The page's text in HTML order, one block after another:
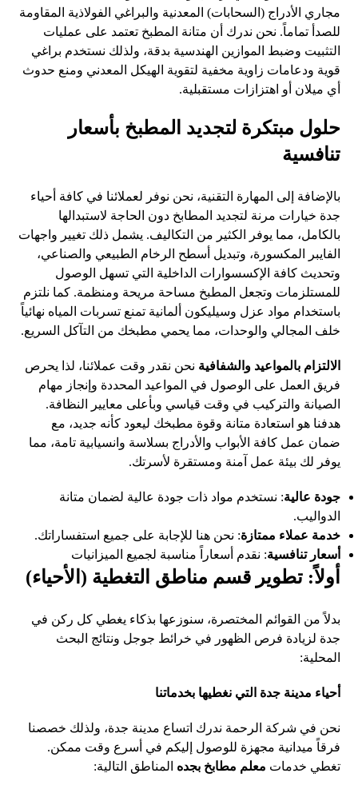
مجاري الأدراج (السحابات) المعدنية والبراغي الفولاذية المقاومة
للصدأ تماماً. نحن ندرك أن متانة المطبخ تعتمد على عمليات
التثبيت وضبط الموازين الهندسية بدقة، ولذلك نستخدم براغي
قوية ودعامات زاوية مخفية لتقوية الهيكل المعدني ومنع حدوث
أي ميلان أو اهتزازات مستقبلية.
حلول مبتكرة لتجديد المطبخ بأسعار
تنافسية
بالإضافة إلى المهارة التقنية، نحن نوفر لعملائنا في كافة أحياء
جدة خيارات مرنة لتجديد المطابخ دون الحاجة لاستبدالها
بالكامل، مما يوفر الكثير من التكاليف. يشمل ذلك تغيير واجهات
الفايبر المكسورة، وتبديل أسطح الرخام الطبيعي والصناعي،
وتحديث كافة الإكسسوارات الداخلية التي تسهل الوصول
للمستلزمات وتجعل المطبخ مساحة مريحة ومنظمة. كما نلتزم
باستخدام مواد عزل وسيليكون ألمانية تمنع تسربات المياه نهائياً
خلف المجالي والوحدات، مما يحمي مطبخك من التآكل السريع.
الالتزام بالمواعيد والشفافية نحن نقدر وقت عملائنا، لذا يحرص
فريق العمل على الوصول في المواعيد المحددة وإنجاز مهام
الصيانة والتركيب في وقت قياسي وبأعلى معايير النظافة.
هدفنا هو استعادة متانة وقوة مطبخك ليعود كأنه جديد، مع
ضمان عمل كافة الأبواب والأدراج بسلاسة وانسيابية تامة، مما
يوفر لك بيئة عمل آمنة ومستقرة لأسرتك.
جودة عالية: نستخدم مواد ذات جودة عالية لضمان متانة
الدواليب.
خدمة عملاء ممتازة: نحن هنا للإجابة على جميع استفساراتك.
أسعار تنافسية: نقدم أسعاراً مناسبة لجميع الميزانيات
أولاً: تطوير قسم مناطق التغطية (الأحياء)
بدلاً من القوائم المختصرة، سنوزعها بذكاء يغطي كل ركن في
جدة لزيادة فرص الظهور في خرائط جوجل ونتائج البحث
المحلية:
أحياء مدينة جدة التي نغطيها بخدماتنا
نحن في شركة الرحمة ندرك اتساع مدينة جدة، ولذلك خصصنا
فرقاً ميدانية مجهزة للوصول إليكم في أسرع وقت ممكن.
تغطي خدمات معلم مطابخ بجده المناطق التالية: